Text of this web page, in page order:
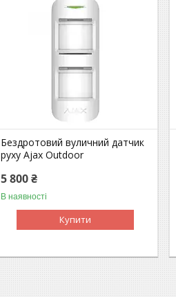
Бездротовий вуличний датчик
руху Ajax Outdoor
5 800 ₴
В наявності
Купити